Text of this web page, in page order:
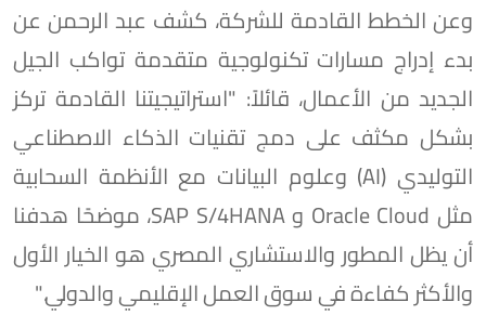
وعن الخطط القادمة للشركة، كشف عبد الرحمن عن
بدء إدراج مسارات تكنولوجية متقدمة تواكب الجيل
الجديد من الأعمال، قائلاً: "استراتيجيتنا القادمة تركز
بشكل مكثف على دمج تقنيات الذكاء الاصطناعي
التوليدي (AI) وعلوم البيانات مع الأنظمة السحابية
مثل Oracle Cloud و SAP S/4HANA، موضحًا هدفنا
أن يظل المطور والاستشاري المصري هو الخيار الأول
والأكثر كفاءة في سوق العمل الإقليمي والدولي."